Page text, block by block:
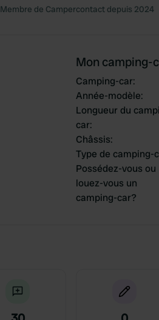
Membre de Campercontact depuis 2024
Mon camping-
Camping-car:
Année-modèle:
Longueur du
car:
Châssis:
Type de camping-
Possédez-vous ou
louez-vous un
camping-car?